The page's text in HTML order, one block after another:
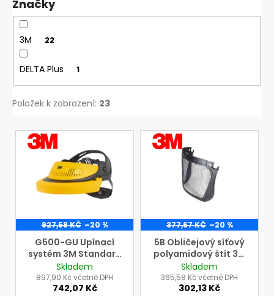
ů
Značky
3M 22
DELTA Plus 1
Položek k zobrazení: 23
V
p
r
VÝROBCE
3M
927,58 KČ –20 %
G500-GU Upínací
systém 3M Standard
žlutý pro obličejové
štíty 3M typu 5F-11,
5B, 5J a 5C
Skladem
897,90 Kč včetně DPH
742,07 Kč
VÝROBCE
3M
377,67 KČ –20 %
5B Obličejový síťový
polyamidový štít 3M
černý pro upínací
systém G500-GU
Skladem
365,58 Kč včetně DPH
302,13 Kč
Kč